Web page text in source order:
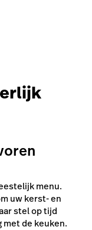
menu.
uw kerst- en
stel op tijd
met de keuken.